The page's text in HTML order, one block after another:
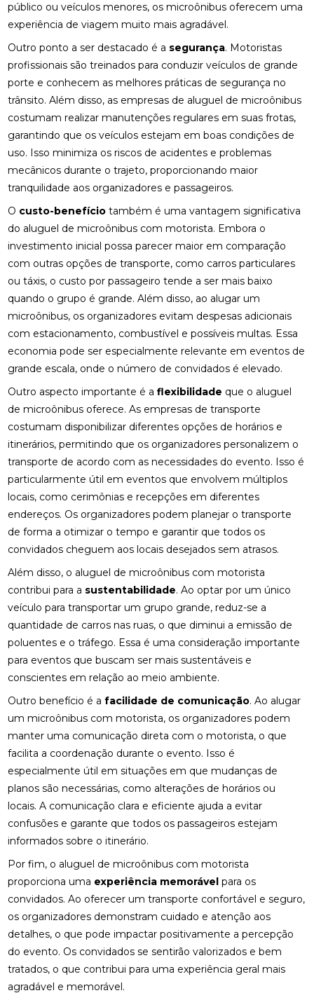
público ou veículos menores, os microônibus oferecem uma
experiência de viagem muito mais agradável.
Outro ponto a ser destacado é a segurança. Motoristas
profissionais são treinados para conduzir veículos de grande
porte e conhecem as melhores práticas de segurança no
trânsito. Além disso, as empresas de aluguel de microônibus
costumam realizar manutenções regulares em suas frotas,
garantindo que os veículos estejam em boas condições de
uso. Isso minimiza os riscos de acidentes e problemas
mecânicos durante o trajeto, proporcionando maior
tranquilidade aos organizadores e passageiros.
O custo-benefício também é uma vantagem significativa
do aluguel de microônibus com motorista. Embora o
investimento inicial possa parecer maior em comparação
com outras opções de transporte, como carros particulares
ou táxis, o custo por passageiro tende a ser mais baixo
quando o grupo é grande. Além disso, ao alugar um
microônibus, os organizadores evitam despesas adicionais
com estacionamento, combustível e possíveis multas. Essa
economia pode ser especialmente relevante em eventos de
grande escala, onde o número de convidados é elevado.
Outro aspecto importante é aflexibilidade que o aluguel
de microônibus oferece. As empresas de transporte
costumam disponibilizar diferentes opções de horários e
itinerários, permitindo que os organizadores personalizem o
transporte de acordo com as necessidades do evento. Isso é
particularmente útil em eventos que envolvem múltiplos
locais, como cerimônias e recepções em diferentes
endereços. Os organizadores podem planejar o transporte
de forma a otimizar o tempo e garantir que todos os
convidados cheguem aos locais desejados sem atrasos.
Além disso, o aluguel de microônibus com motorista
contribui para a sustentabilidade. Ao optar por um único
veículo para transportar um grupo grande, reduz-se a
quantidade de carros nas ruas, o que diminui a emissão de
poluentes e o tráfego. Essa é uma consideração importante
para eventos que buscam ser mais sustentáveis e
conscientes em relação ao meio ambiente.
Outro benefício é afacilidade de comunicação. Ao alugar
um microônibus com motorista, os organizadores podem
manter uma comunicação direta com o motorista, o que
facilita a coordenação durante o evento. Isso é
especialmente útil em situações em que mudanças de
planos são necessárias, como alterações de horários ou
locais. A comunicação clara e eficiente ajuda a evitar
confusões e garante que todos os passageiros estejam
informados sobre o itinerário.
Por fim, o aluguel de microônibus com motorista
proporciona uma experiência memorável para os
convidados. Ao oferecer um transporte confortável e seguro,
os organizadores demonstram cuidado e atenção aos
detalhes, o que pode impactar positivamente a percepção
do evento. Os convidados se sentirão valorizados e bem
tratados, o que contribui para uma experiência geral mais
agradável e memorável.